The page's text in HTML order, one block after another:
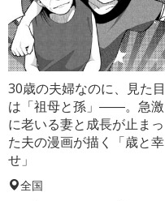
30歳の夫婦なのに、見た目
は「祖母と孫」――。急激
に老いる妻と成長が止まっ
た夫の漫画が描く「歳と幸
せ」
全国